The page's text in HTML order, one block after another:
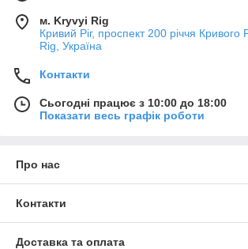
м. Kryvyi Rig
Кривий Ріг, проспект 200 річчя Кривого
Rig, Україна
Контакти
Сьогодні працює з 10:00 до 18:00
Показати весь графік роботи
Про нас
Контакти
Доставка та оплата